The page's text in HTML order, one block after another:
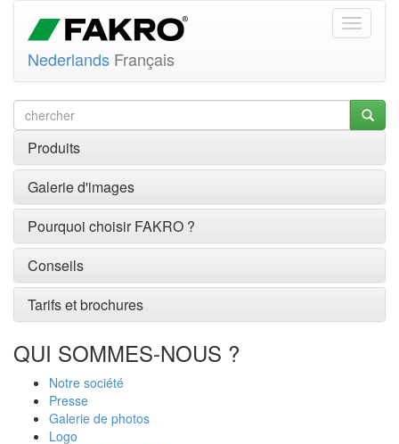
Nederlands Français
Produits
Galerie d'images
Pourquoi choisir FAKRO ?
Conseils
Tarifs et brochures
QUI SOMMES-NOUS ?
Notre société
Presse
Galerie de photos
Logo